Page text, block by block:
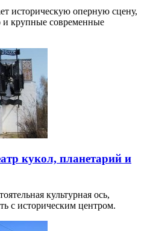
историческую оперную сцену,
крупные современные
кукол, планетарий и
культурная ось,
с историческим центром.